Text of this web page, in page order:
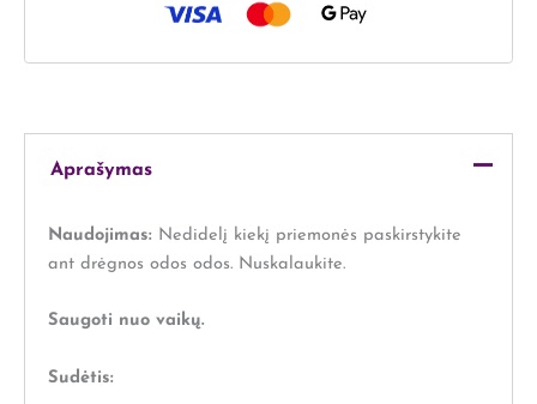
Aprašymas
Naudojimas: Nedidelį kiekį priemonės paskirstykite
ant drėgnos odos odos. Nuskalaukite.
Saugoti nuo vaikų.
Sudėtis: